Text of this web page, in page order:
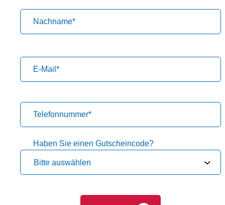
Nachname*
E-Mail *
Telefonnummer*
Haben Sie einen Gutscheincode?
Bitte auswählen